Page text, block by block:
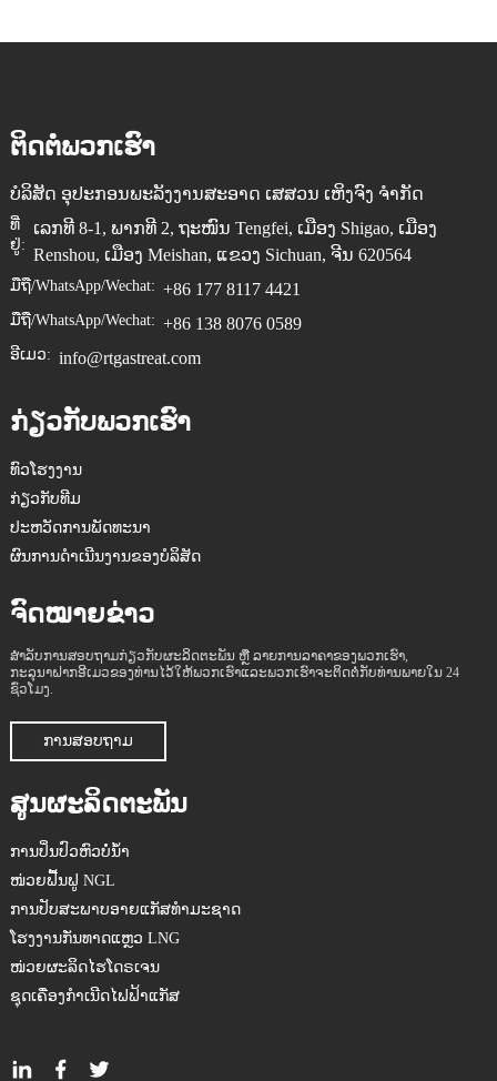
ຕິດຕໍ່ພວກເຮົາ
ບໍລິສັດ ອຸປະກອນພະລັງງານສະອາດ ເສສວນ ເຫິງຈົງ ຈຳກັດ
ທີ່
ຢູ່:
ເລກທີ 8-1, ພາກທີ 2, ຖະໜົນ Tengfei, ເມືອງ Shigao, ເມືອງ
Renshou, ເມືອງ Meishan, ແຂວງ Sichuan, ຈີນ 620564
ມືຖື/WhatsApp/Wechat: +86 177 8117 4421
ມືຖື/WhatsApp/Wechat: +86 138 8076 0589
ອີເມວ: info@rtgastreat.com
ກ່ຽວກັບພວກເຮົາ
ທົວໂຮງງານ
ກ່ຽວກັບທີມ
ປະຫວັດການພັດທະນາ
ຜົນການດຳເນີນງານຂອງບໍລິສັດ
ຈົດໝາຍຂ່າວ
ສຳລັບການສອບຖາມກ່ຽວກັບຜະລິດຕະພັນ ຫຼື ລາຍການລາຄາຂອງພວກເຮົາ,
ກະລຸນາຝາກອີເມວຂອງທ່ານໄວ້ໃຫ້ພວກເຮົາແລະພວກເຮົາຈະຕິດຕໍ່ກັບທ່ານພາຍໃນ 24
ຊົ່ວໂມງ.
ການສອບຖາມ
ສູນຜະລິດຕະພັນ
ການປິ່ນປົວຫົວບໍ່ນ້ຳ
ໜ່ວຍຟື້ນຟູ NGL
ການປັບສະພາບອາຍແກັສທຳມະຊາດ
ໂຮງງານກັ່ນທາດແຫຼວ LNG
ໜ່ວຍຜະລິດໄຮໂດຣເຈນ
ຊຸດເຄື່ອງກຳເນີດໄຟຟ້າແກັສ